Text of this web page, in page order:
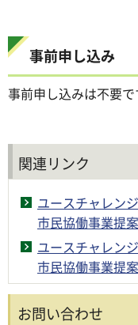
事前申し込み
事前申し込みは不要で
関連リンク
ユースチャレン
市民協働事業提案
ユースチャレン
市民協働事業提
お問い合わせ